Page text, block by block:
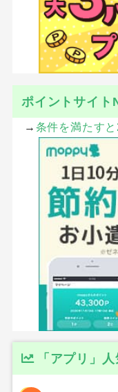
ポイントサイト
→ 条件を満たす
「アプリ」